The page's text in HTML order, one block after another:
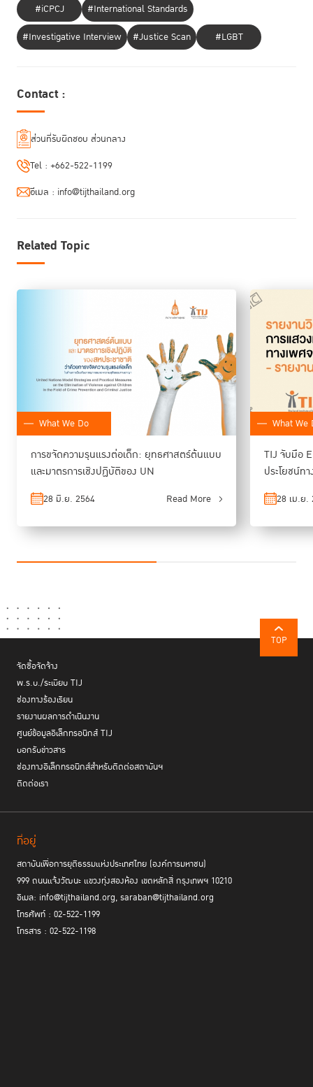
#iCPCJ
#International Standards
#Investigative Interview
#Justice Scan #LGBT
Contact :
ส่วนที่รับผิดชอบ ส่วนกลาง
Tel : +662-522-1199
อีเมล : info@tijthailand.org
Related Topic
What We Do
การขจัดความรุนแรงต่อเด็ก: ยุทธศาสตร์ต้นแบบ
และมาตรการเชิงปฏิบัติของ UN
28 มิ.ย. 2564 Read More
What We
TIJ จับมือ
ประโยชน์ท
28 เม.ย.
TOP
จัดซื้อจัดจ้าง
พ.ร.บ./ระเบียบ TIJ
ช่องทางร้องเรียน
รายงานผลการดำเนินงาน
ศูนย์ข้อมูลอิเล็กทรอนิกส์ TIJ
บอกรับข่าวสาร
ช่องทางอิเล็กทรอนิกส์สำหรับติดต่อสถาบันฯ
ติดต่อเรา
ที่อยู่
สถาบันเพื่อการยุติธรรมแห่งประเทศไทย (องค์การมหาชน)
999 ถนนแจ้งวัฒนะ แขวงทุ่งสองห้อง เขตหลักสี่ กรุงเทพฯ 10210
อีเมล: info@tijthailand.org, saraban@tijthailand.org
โทรศัพท์ : 02-522-1199
โทรสาร : 02-522-1198